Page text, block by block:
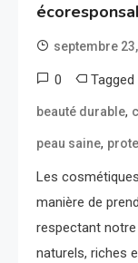
septembre
0 Tagged
beauté durable,
peau saine,
Les
manière de
respectant
naturels, riches